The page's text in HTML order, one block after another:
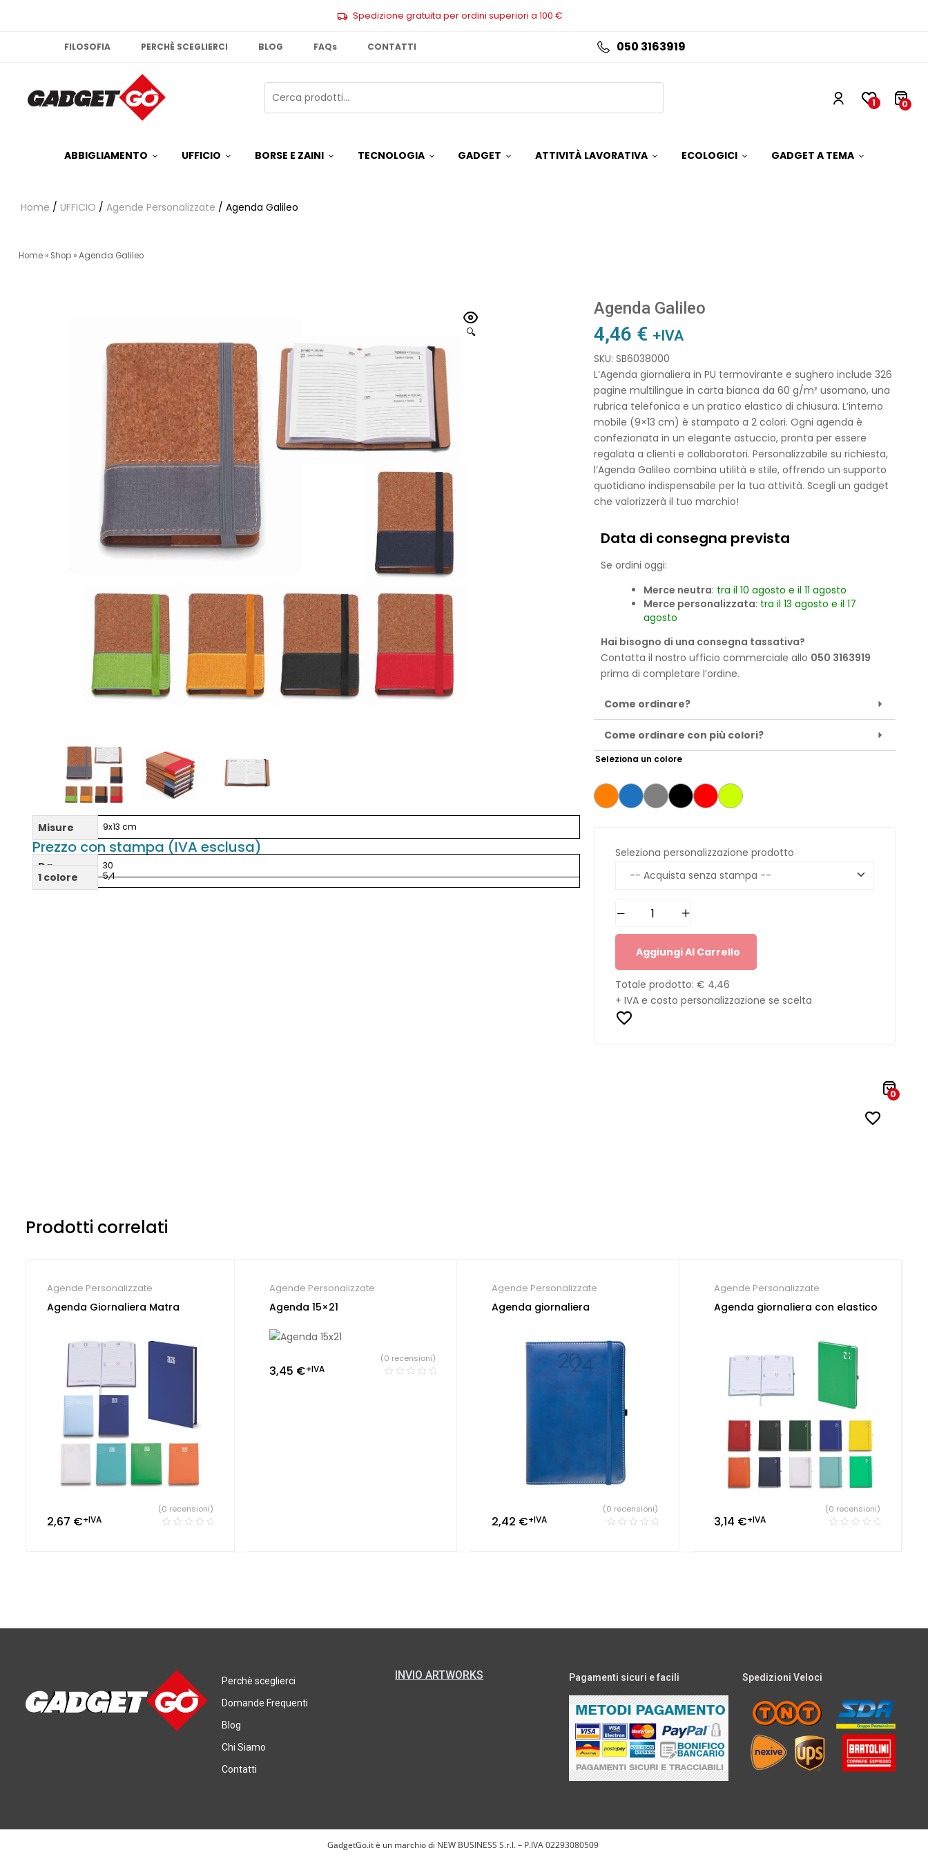
Spedizione gratuita per ordini superiori a 100 €
FILOSOFIA PERCHÈ SCEGLIERCI BLOG FAQs CONTATTI 050 3163919
1 0
ABBIGLIAMENTO UFFICIO BORSE E ZAINI TECNOLOGIA GADGET ATTIVITÀ LAVORATIVA ECOLOGICI GADGET A TEMA
Home / UFFICIO / Agende Personalizzate / Agenda Galileo
Home » Shop »Agenda Galileo
🔍
Misure 9x13 cm
Prezzo con stampa (IVA esclusa)
Da 30
1 colore 5,4
Agenda Galileo
4,46 € +IVA
SKU: SB6038000
L’Agenda giornaliera in PU termovirante e sughero include 326
pagine multilingue in carta bianca da 60 g/m² usomano, una
rubrica telefonica e un pratico elastico di chiusura. L’interno
mobile (9×13 cm) è stampato a 2 colori. Ogni agenda è
confezionata in un elegante astuccio, pronta per essere
regalata a clienti e collaboratori. Personalizzabile su richiesta,
l’Agenda Galileo combina utilità e stile, offrendo un supporto
quotidiano indispensabile per la tua attività. Scegli un gadget
che valorizzerà il tuo marchio!
Data di consegna prevista
Se ordini oggi:
Merce neutra: tra il 10 agosto e il 11 agosto
Merce personalizzata: tra il 13 agosto e il 17
agosto
Hai bisogno di una consegna tassativa?
Contatta il nostro ufficio commerciale allo 050 3163919
prima di completare l’ordine.
Come ordinare?
Come ordinare con più colori?
Seleziona un colore
Seleziona personalizzazione prodotto
Aggiungi Al Carrello
Totale prodotto: € 4,46
+ IVA e costo personalizzazione se scelta
0
Prodotti correlati
Agende Personalizzate
Agenda Giornaliera Matra
2,67 €+IVA
(0 recensioni)
Agende Personalizzate
Agenda 15×21
3,45 €+IVA
(0 recensioni)
Agende Personalizzate
Agenda giornaliera
2,42 €+IVA
(0 recensioni)
Agende Personalizzate
Agenda giornaliera con elastico
3,14 €+IVA
(0 recensioni)
Perchè sceglierci
Domande Frequenti
Blog
Chi Siamo
Contatti
INVIO ARTWORKS Pagamenti sicuri e facili Spedizioni Veloci
GadgetGo.it è un marchio di NEW BUSINESS S.r.l. – P.IVA 02293080509